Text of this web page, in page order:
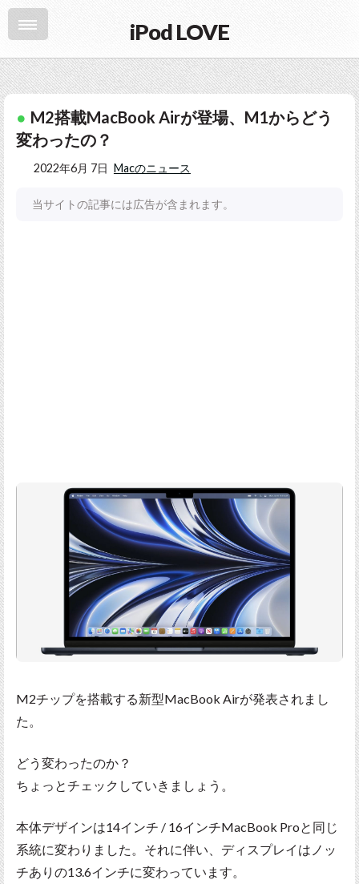
iPod LOVE
M2搭載MacBook Airが登場、M1からどう
変わったの？
2022年6月 7日 Macのニュース
当サイトの記事には広告が含まれます。
M2チップを搭載する新型MacBook Airが発表されまし
た。
どう変わったのか？
ちょっとチェックしていきましょう。
本体デザインは14インチ / 16インチMacBook Proと同じ
系統に変わりました。それに伴い、ディスプレイはノッ
チありの13.6インチに変わっています。